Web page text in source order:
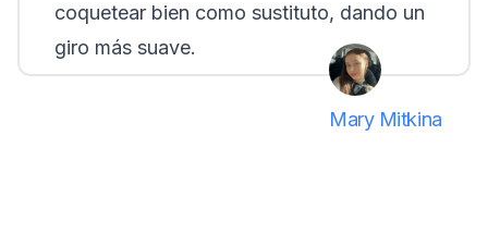
coquetear bien como sustituto, dando un
giro más suave.
Mary Mitkina